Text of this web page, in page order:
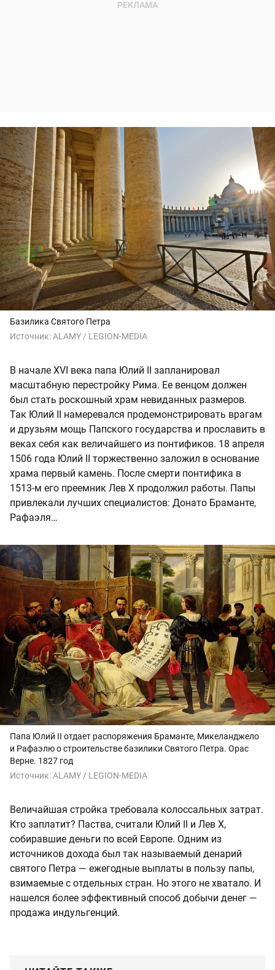
Базилика Святого Петра
Источник:ALAMY / LEGION-MEDIA
В начале XVI века папа Юлий II запланировал
масштабную перестройку Рима. Ее венцом должен
был стать роскошный храм невиданных размеров.
Так Юлий II намеревался продемонстрировать врагам
и друзьям мощь Папского государства и прославить в
веках себя как величайшего из понтификов. 18 апреля
1506 года Юлий II торжественно заложил в основание
храма первый камень. После смерти понтифика в
1513-м его преемник Лев X продолжил работы. Папы
привлекали лучших специалистов: Донато Браманте,
Рафаэля…
Папа Юлий II отдает распоряжения Браманте, Микеланджело
и Рафаэлю о строительстве базилики Святого Петра. Орас
Верне. 1827 год
Источник:ALAMY / LEGION-MEDIA
Величайшая стройка требовала колоссальных затрат.
Кто заплатит? Паства, считали Юлий II и Лев Х,
собиравшие деньги по всей Европе. Одним из
источников дохода был так называемый денарий
святого Петра — ежегодные выплаты в пользу папы,
взимаемые с отдельных стран. Но этого не хватало. И
нашелся более эффективный способ добычи денег —
продажа индульгенций.